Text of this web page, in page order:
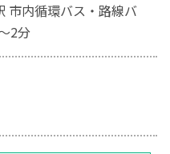
市内循環バス・路線バ
2分